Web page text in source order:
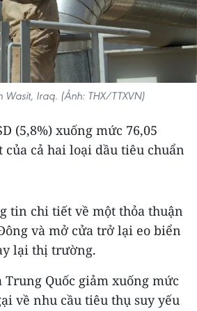
Iraq. (Ảnh: THX/TTXVN)
(5,8%) xuống mức 76,05
cả hai loại dầu tiêu chuẩn
tin chi tiết về một thỏa thuận
và mở cửa trở lại eo biển
lại thị trường.
Trung Quốc giảm xuống mức
về nhu cầu tiêu thụ suy yếu